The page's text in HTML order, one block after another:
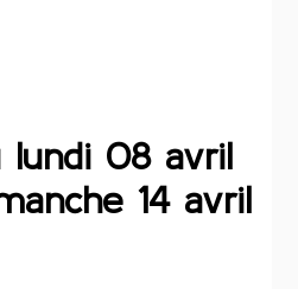
lundi 08 avril
14 avril